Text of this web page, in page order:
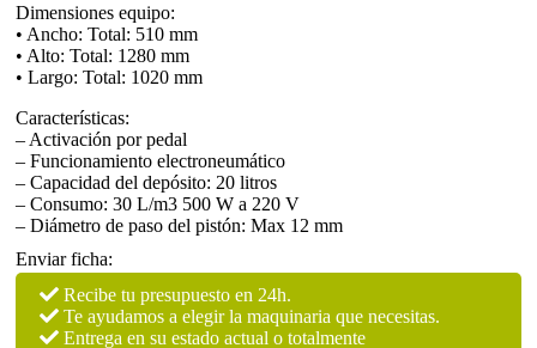
Dimensiones equipo:
• Ancho: Total: 510 mm
• Alto: Total: 1280 mm
• Largo: Total: 1020 mm
Características:
– Activación por pedal
– Funcionamiento electroneumático
– Capacidad del depósito: 20 litros
– Consumo: 30 L/m3 500 W a 220 V
– Diámetro de paso del pistón: Max 12 mm
Enviar ficha:
Recibe tu presupuesto en 24h.
Te ayudamos a elegir la maquinaria que necesitas.
Entrega en su estado actual o totalmente